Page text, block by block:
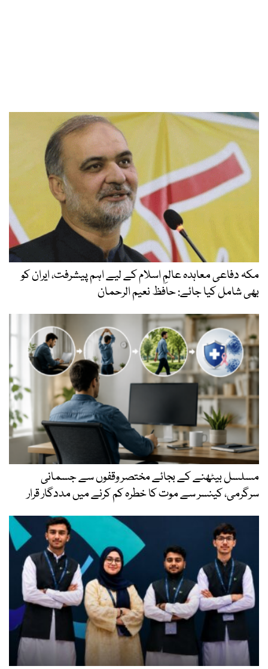
مکہ دفاعی معاہدہ عالمِ اسلام کے لیے اہم پیشرفت، ایران کو
بھی شامل کیا جائے: حافظ نعیم الرحمان
مسلسل بیٹھنے کے بجائے مختصر وقفوں سے جسمانی
سرگرمی، کینسر سے موت کا خطرہ کم کرنے میں مددگار قرار